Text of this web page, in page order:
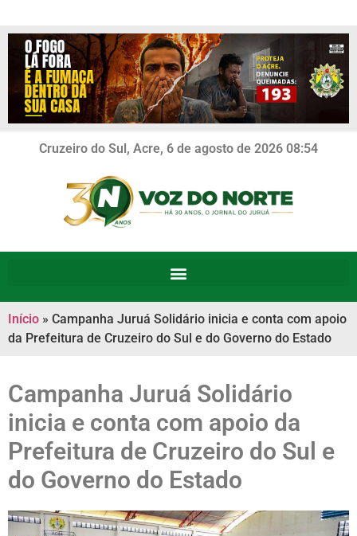
Cruzeiro do Sul, Acre, 6 de agosto de 2026 08:54
Início » Campanha Juruá Solidário inicia e conta com apoio
da Prefeitura de Cruzeiro do Sul e do Governo do Estado
Campanha Juruá Solidário
inicia e conta com apoio da
Prefeitura de Cruzeiro do Sul e
do Governo do Estado